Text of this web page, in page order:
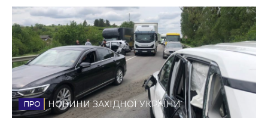
Політика
Соціум
Спорт
Стиль життя
Втрачений Ужгород
НОВИНИ ЗАХІДНОЇ УКРАЇНИ